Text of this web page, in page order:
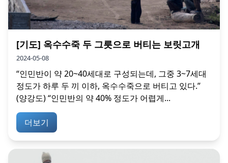
[기도] 옥수수죽 두 그릇으로 버티는 보릿고개
2024-05-08
“인민반이 약 20~40세대로 구성되는데, 그중 3~7세대
정도가 하루 두 끼 이하, 옥수수죽으로 버티고 있다.”
(양강도) “인민반의 약 40% 정도가 어렵게...
더보기